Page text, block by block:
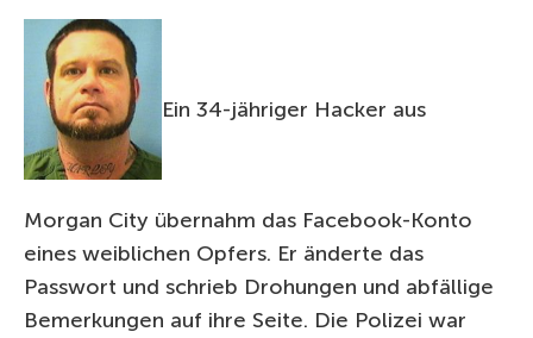
Ein 34-jähriger Hacker aus
Morgan City übernahm das Facebook-Konto
eines weiblichen Opfers. Er änderte das
Passwort und schrieb Drohungen und abfällige
Bemerkungen auf ihre Seite. Die Polizei war